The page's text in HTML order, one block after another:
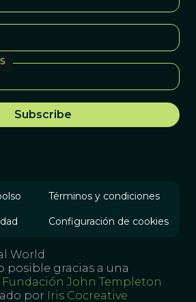
Términos y condiciones
Configuración de cookies
World
posible gracias a una
Fundación John Templeton
por
Iris Cocreative